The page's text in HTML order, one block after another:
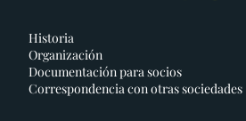
Historia
Organización
Documentación para socios
Correspondencia con otras sociedades